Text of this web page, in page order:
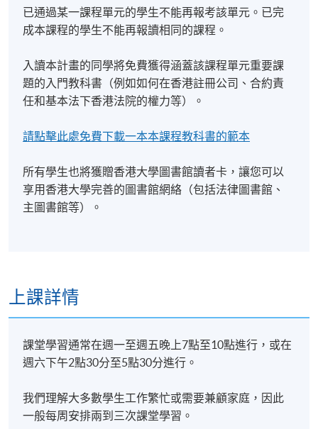
書課程的考試中取得優異成績而大幅度提高了其被錄
取的機會。如果您已經取得本科學位，您可以在修讀
文憑 (專業共同試)。或者，如果您在法律證書課程中取
得優異成績，您也可以選擇繼續修讀法律文憑，及法
律高等文憑（Advanced Diploma in Legal Studies），
香港法律學士程度文憑 (專業共同試)申請人一定可獲得
*根據《非本地高等及專業教育(法規)條例》， 英國及
這些課程可令學員取得的任何資格。
已通過某一課程單元的學生不能再報考該單元。已完
成本課程的學生不能再報讀相同的課程。
入讀本計畫的同學將免費獲得涵蓋該課程單元重要課
題的入門教科書（例如如何在香港註冊公司、合約責
任和基本法下香港法院的權力等）。
請點擊此處免費下載一本本課程教科書的範本
所有學生也將獲贈香港大學圖書館讀者卡，讓您可以
享用香港大學完善的圖書館網絡（包括法律圖書館、
主圖書館等）。
上課詳情
課堂學習通常在週一至週五晚上7點至10點進行，或在
週六下午2點30分至5點30分進行。
我們理解大多數學生工作繁忙或需要兼顧家庭，因此
一般每周安排兩到三次課堂學習。